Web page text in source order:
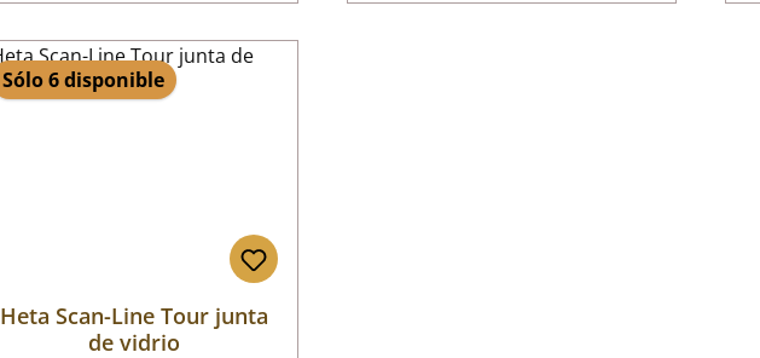
Sólo 6 disponible
Heta Scan-Line Tour junta
de vidrio